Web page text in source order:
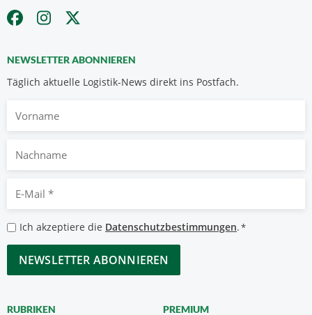
NEWSLETTER ABONNIEREN
Täglich aktuelle Logistik-News direkt ins Postfach.
Nachname
Mail
*
Datenschutzbestimmungen
*
Ich akzeptiere die Datenschutzbestimmungen.*
CAPTCHA
RUBRIKEN PREMIUM